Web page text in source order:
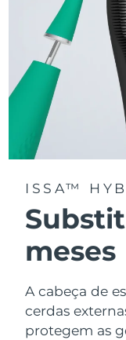
ISSA™
meses
A cabeça de
cerdas
protegem as